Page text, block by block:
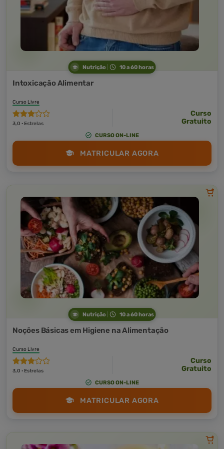
Nutrição 10 a 60 horas
Intoxicação Alimentar
Curso Livre
3,0 · Estrelas
Curso
Gratuito
CURSO ON-LINE
MATRICULAR AGORA
Nutrição 10 a 60 horas
Noções Básicas em Higiene na Alimentação
Curso Livre
3,0 · Estrelas
Curso
Gratuito
CURSO ON-LINE
MATRICULAR AGORA